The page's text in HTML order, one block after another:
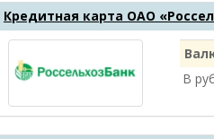
Кредитная карта ОАО
В